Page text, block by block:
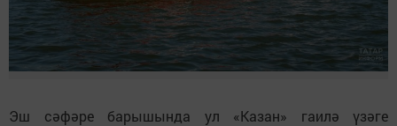
Эш сәфәре барышында ул «Казан» гаилә үзәге